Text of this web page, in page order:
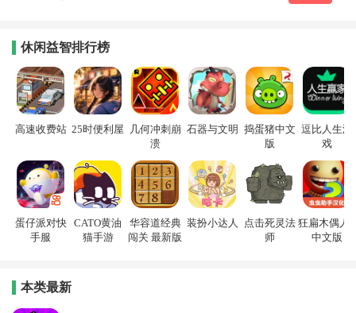
休闲益智排行榜
高速收费站 25时便利屋
几何冲刺崩
溃
石器与文明 捣蛋猪中文
版
逗比人生游
戏
蛋仔派对快
手服
CATO黄油
猫手游
华容道经典
闯关 最新版
装扮小达人
点击死灵法
师
狂扁木偶人2
中文版
本类最新